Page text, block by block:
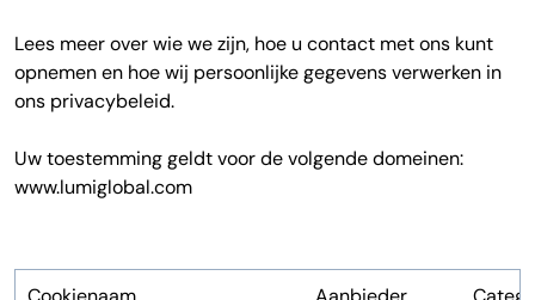
Lees meer over wie we zijn, hoe u contact met ons kunt
opnemen en hoe wij persoonlijke gegevens verwerken in
ons privacybeleid.
Uw toestemming geldt voor de volgende domeinen:
www.lumiglobal.com